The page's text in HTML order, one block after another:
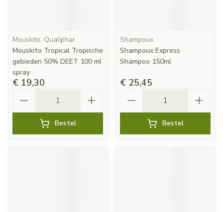
Mouskito, Qualiphar
Mouskito Tropical Tropische
gebieden 50% DEET 100 ml
spray
€ 19,30
Bestel
Shampoux
Shampoux Express
Shampoo 150ml
€ 25,45
Bestel